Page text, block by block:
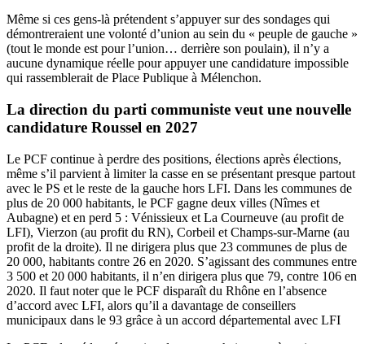
Même si ces gens-là prétendent s’appuyer sur des sondages qui
démontreraient une volonté d’union au sein du « peuple de gauche »
(tout le monde est pour l’union… derrière son poulain), il n’y a
aucune dynamique réelle pour appuyer une candidature impossible
qui rassemblerait de Place Publique à Mélenchon.
La direction du parti communiste veut une nouvelle
candidature Roussel en 2027
Le PCF continue à perdre des positions, élections après élections,
même s’il parvient à limiter la casse en se présentant presque partout
avec le PS et le reste de la gauche hors LFI. Dans les communes de
plus de 20 000 habitants, le PCF gagne deux villes (Nîmes et
Aubagne) et en perd 5 : Vénissieux et La Courneuve (au profit de
LFI), Vierzon (au profit du RN), Corbeil et Champs-sur-Marne (au
profit de la droite). Il ne dirigera plus que 23 communes de plus de
20 000, habitants contre 26 en 2020. S’agissant des communes entre
3 500 et 20 000 habitants, il n’en dirigera plus que 79, contre 106 en
2020. Il faut noter que le PCF disparaît du Rhône en l’absence
d’accord avec LFI, alors qu’il a davantage de conseillers
municipaux dans le 93 grâce à un accord départemental avec LFI